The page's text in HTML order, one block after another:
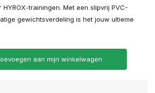
trainingen. Met een slipvrij PVC-
gewichtsverdeling is het jouw ultieme
aan mijn winkelwagen